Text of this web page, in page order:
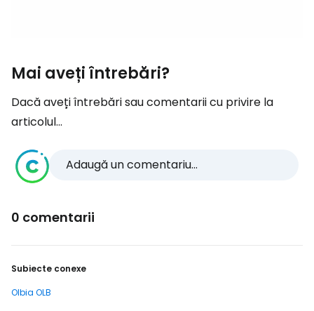
Mai aveți întrebări?
Dacă aveți întrebări sau comentarii cu privire la
articolul...
Adaugă un comentariu...
0 comentarii
Subiecte conexe
Olbia OLB